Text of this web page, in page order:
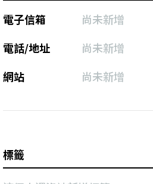
電子信箱
尚未新增
電話/地址
尚未新增
網站
尚未新增
標籤